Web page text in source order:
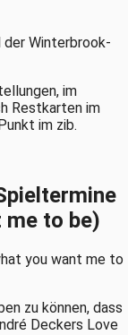
Winterbrook-
im
Restkarten im
im zib.
me to be)
you want me to
zu können, dass
Deckers Love